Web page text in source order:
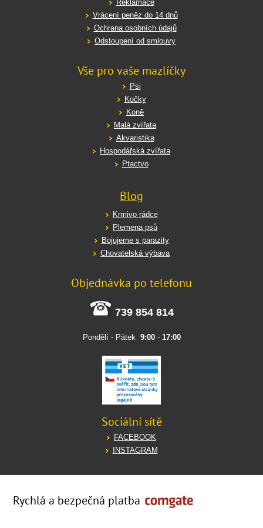
Reklamace
Vrácení peněz do 14 dnů
Ochrana osobních údajů
Odstoupení od smlouvy
Vše pro vaše mazlíčky
Psi
Kočky
Koně
Malá zvířata
Akvaristika
Hospodářská zvířata
Ptactvo
Blog
Krmivo rádce
Plemena psů
Bojujeme s parazity
Chovatelská výbava
Objednávka po telefonu
739 854 814
Pondělí - Pátek 9:00- 17:00
Sociální sítě
FACEBOOK
INSTAGRAM
Rychlá a bezpečná platba